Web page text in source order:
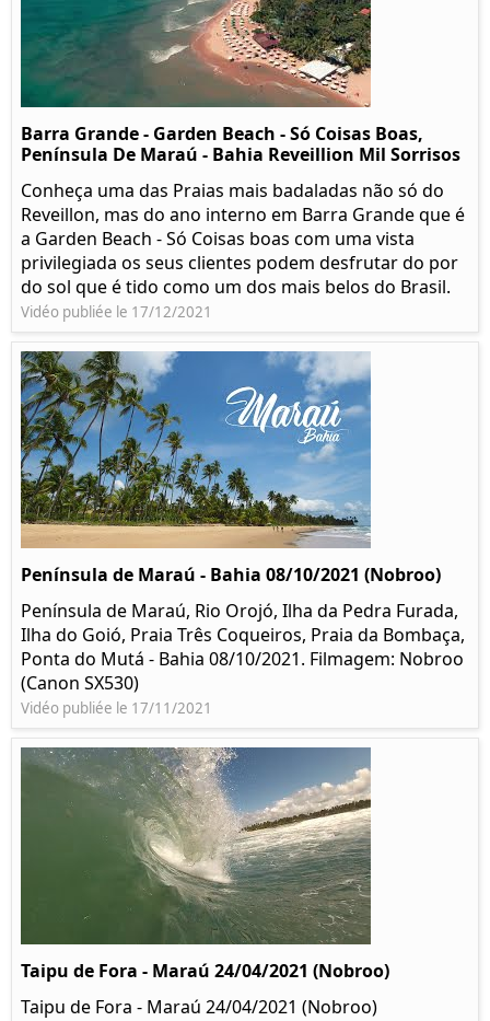
Barra Grande - Garden Beach - Só Coisas Boas,
Península De Maraú - Bahia Reveillion Mil Sorrisos
Conheça uma das Praias mais badaladas não só do
Reveillon, mas do ano interno em Barra Grande que é
a Garden Beach - Só Coisas boas com uma vista
privilegiada os seus clientes podem desfrutar do por
do sol que é tido como um dos mais belos do Brasil.
Vidéo publiée le 17/12/2021
Península de Maraú - Bahia 08/10/2021 (Nobroo)
Península de Maraú, Rio Orojó, Ilha da Pedra Furada,
Ilha do Goió, Praia Três Coqueiros, Praia da Bombaça,
Ponta do Mutá - Bahia 08/10/2021. Filmagem: Nobroo
(Canon SX530)
Vidéo publiée le 17/11/2021
Taipu de Fora - Maraú 24/04/2021 (Nobroo)
Taipu de Fora - Maraú 24/04/2021 (Nobroo)